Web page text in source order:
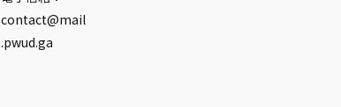
contact@mail
.pwud.ga